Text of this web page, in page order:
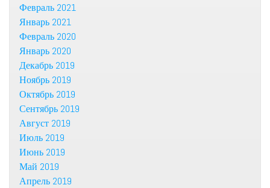
Февраль 2021
Январь 2021
Февраль 2020
Январь 2020
Декабрь 2019
Ноябрь 2019
Октябрь 2019
Сентябрь 2019
Август 2019
Июль 2019
Июнь 2019
Май 2019
Апрель 2019